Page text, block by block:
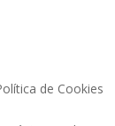
de Cookies